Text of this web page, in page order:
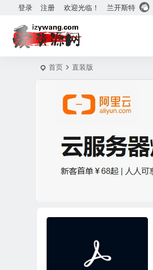
欢迎光临！
登录 注册 兰开斯特
首页 直装版